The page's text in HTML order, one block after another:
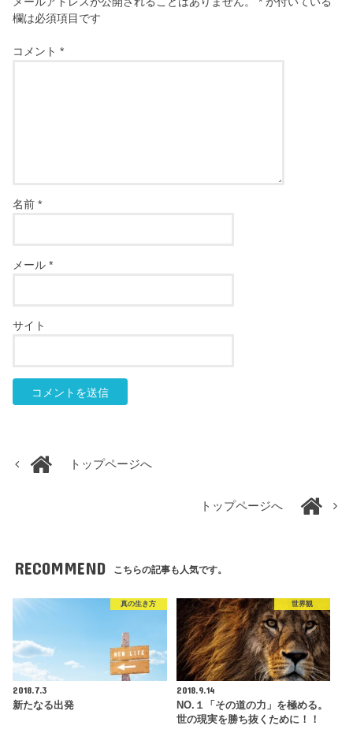
欄は必須項目です
コメント*
名前*
メール*
サイト
トップページへ
トップページへ
RECOMMEND こちらの記事も人気です。
真の生き方
2018.7.3
新たなる出発
世界観
2018.9.14
NO.１「その道の力」を極める。
世の現実を勝ち抜くために！！